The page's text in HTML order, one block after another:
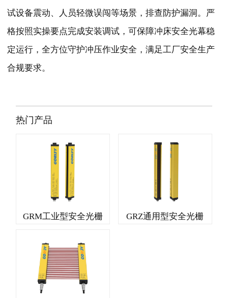
试设备震动、人员轻微误闯等场景，排查防护漏洞。严
格按照实操要点完成安装调试，可保障冲床安全光幕稳
定运行，全方位守护冲压作业安全，满足工厂安全生产
合规要求。
热门产品
GRM工业型安全光栅 GRZ通用型安全光栅